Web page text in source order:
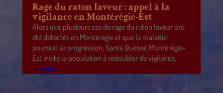
Rage du raton laveur : appel à la
vigilance en Montérégie-Est
Alors que plusieurs cas de rage du raton laveur ont
été détectés en Montérégie et que la maladie
poursuit sa progression, Santé Québec Montérégie-
Est invite la population à redoubler de vigilance.
lire plus